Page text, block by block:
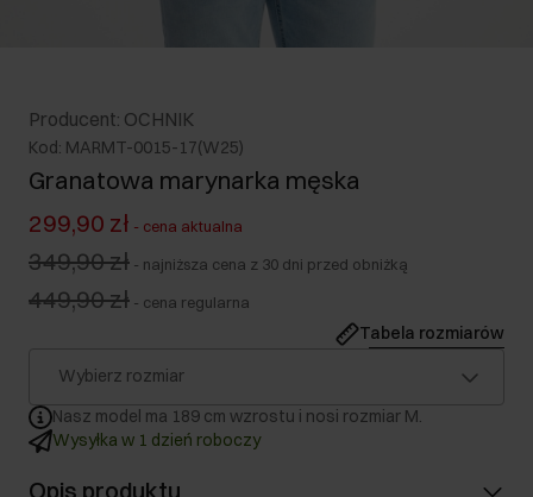
Producent: OCHNIK
Kod: MARMT-0015-17(W25)
Granatowa marynarka męska
299,90 zł - cena aktualna
349,90 zł - najniższa cena z 30 dni przed obniżką
449,90 zł - cena regularna
Tabela rozmiarów
Wybierz rozmiar
Nasz model ma 189 cm wzrostu i nosi rozmiar M.
Wysyłka w 1 dzień roboczy
Opis produktu